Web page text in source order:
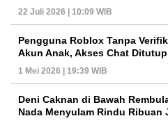
22 Juli 2026 | 10:09 WIB
Pengguna Roblox Tanpa
Akun Anak, Akses Chat Ditutup
1 Mei 2026 | 19:39 WIB
Deni Caknan di Bawah
Nada Menyulam Rindu Ribuan